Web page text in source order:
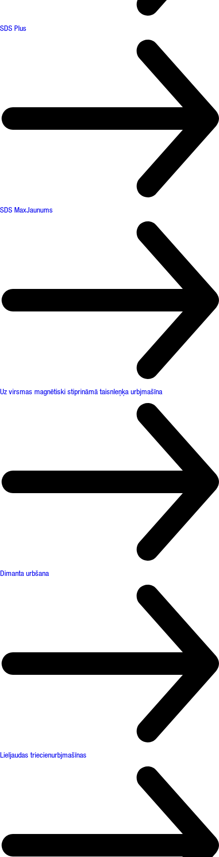
SDS Plus
SDS MaxJaunums
Uz virsmas magnētiski stiprināmā taisnleņķa urbjmašīna
Dimanta urbšana
Lieljaudas triecienurbjmašīnas